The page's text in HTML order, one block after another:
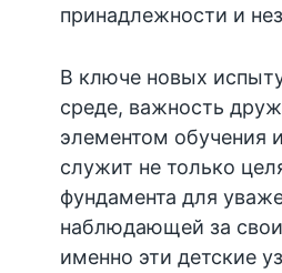
принадлежности и
В ключе новых
среде, важность
элементом обучения
служит не только
фундамента для
наблюдающей за
именно эти детские